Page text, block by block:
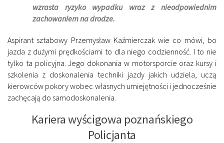
wzrasta ryzyko wypadku wraz z nieodpowiednim
zachowaniem na drodze.
Aspirant sztabowy Przemysław Kaźmierczak wie co mówi, bo
jazda z dużymi prędkościami to dla niego codzienność. I to nie
tylko ta policyjna. Jego dokonania w motorsporcie oraz kursy i
szkolenia z doskonalenia techniki jazdy jakich udziela, uczą
kierowców pokory wobec własnych umiejętności i jednocześnie
zachęcają do samodoskonalenia.
Kariera wyścigowa poznańskiego
Policjanta